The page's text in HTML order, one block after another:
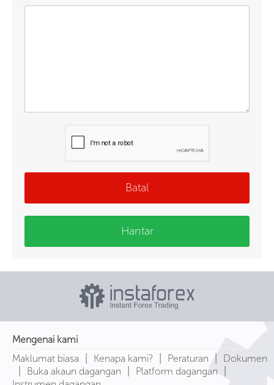
Batal
Hantar
Mengenai kami
Maklumat biasa
| Kenapa kami? | Peraturan | Dokumen
| Buka akaun dagangan | Platform dagangan |